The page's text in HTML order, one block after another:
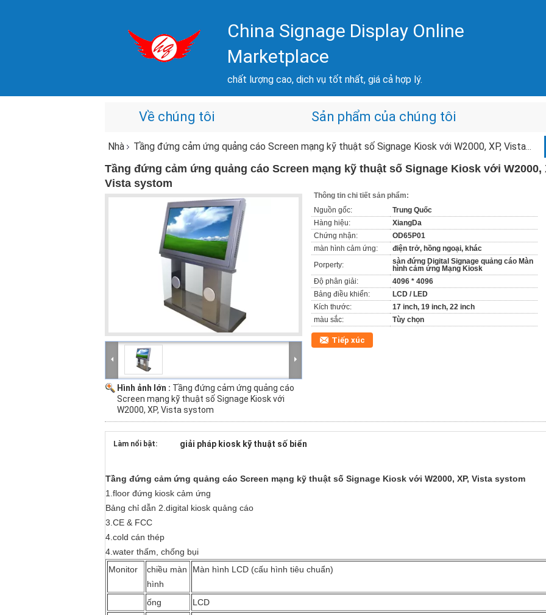
China Signage Display Online
Marketplace
chất lượng cao, dịch vụ tốt nhất, giá cả hợp lý.
Về chúng tôi Sản phẩm của chúng tôi
Nhà Tầng đứng cảm ứng quảng cáo Screen mạng kỹ thuật số Signage Kiosk với W2000, XP, Vista systom
Tầng đứng cảm ứng quảng cáo Screen mạng kỹ thuật số Signage Kiosk với W2000,
Vista systom
Hình ảnh lớn : Tầng đứng cảm ứng quảng cáo
Screen mạng kỹ thuật số Signage Kiosk với
W2000, XP, Vista systom
Thông tin chi tiết sản phẩm:
Nguồn gốc:
Trung Quốc
Hàng hiệu:
XiangDa
Chứng nhận:
OD65P01
màn hình cảm ứng:
điện trở, hồng ngoại, khác
Porperty:
sàn đứng Digital Signage quảng cáo Màn
hình cảm ứng Mạng Kiosk
Độ phân giải:
4096 * 4096
Bảng điều khiển:
LCD / LED
Kích thước:
17 inch, 19 inch, 22 inch
màu sắc:
Tùy chọn
Tiếp xúc
Làm nổi bật: giải pháp kiosk kỹ thuật số biển
Tầng đứng cảm ứng quảng cáo Screen mạng kỹ thuật số Signage Kiosk với W2000, XP, Vista systom
1.floor đứng kiosk cảm ứng
Bảng chỉ dẫn 2.digital kiosk quảng cáo
3.CE & FCC
4.cold cán thép
4.water thấm, chống bụi
Monitor
chiều màn
hình
Màn hình LCD (cấu hình tiêu chuẩn)
ống
LCD